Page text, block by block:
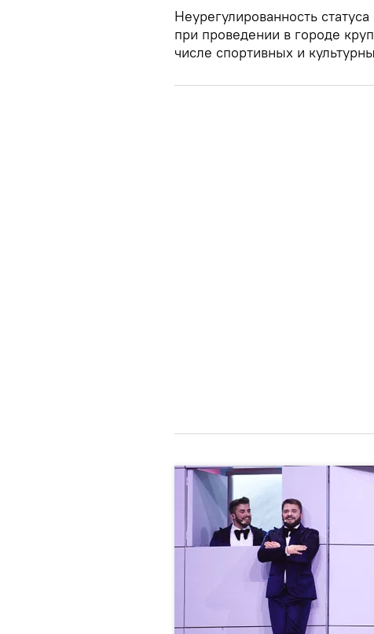
Неурегулированность
при проведении в городе
числе спортивных и